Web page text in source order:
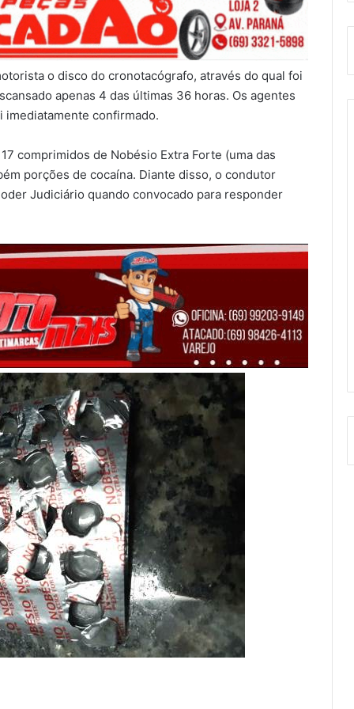
o disco do cronotacógrafo, através do qual foi
apenas 4 das últimas 36 horas. Os agentes
imediatamente confirmado.
comprimidos de Nobésio Extra Forte (uma das
porções de cocaína. Diante disso, o condutor
Judiciário quando convocado para responder